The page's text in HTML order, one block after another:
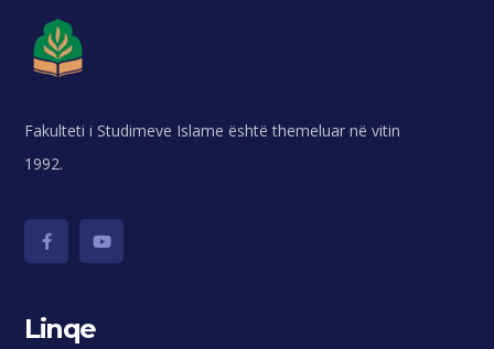
Fakulteti i Studimeve Islame është themeluar në vitin
1992.
Linqe